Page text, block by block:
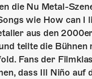
die Nu Metal-
wie How can I
aus den
teilte die
Fans der
dass Ill Niño